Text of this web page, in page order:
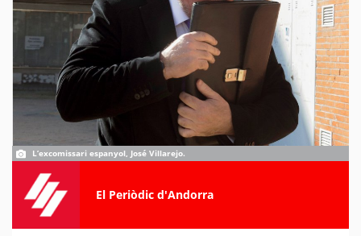
L’excomissari espanyol, José Villarejo.
El Periòdic d'Andorra